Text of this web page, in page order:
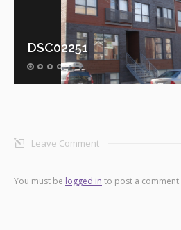
DSC02251
Leave Comment
You must be logged in to post a comment.